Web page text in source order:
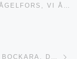
GUDSTJÄNST HÖGSBY ELLER FÅGELFORS, VI ÅTERKOMMER!